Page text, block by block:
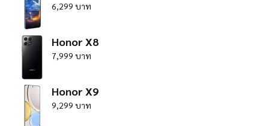
6,299 บาท
Honor X8
7,999 บาท
Honor X9
9,299 บาท